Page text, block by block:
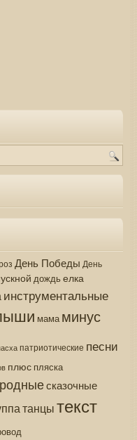
День Победы День
дождь елка
инструментальные
мама минус
патриотические песни
плюс пляска
сказочные
танцытекст